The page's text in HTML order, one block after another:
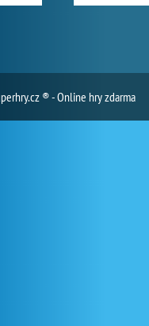
® - Online hry zdarma